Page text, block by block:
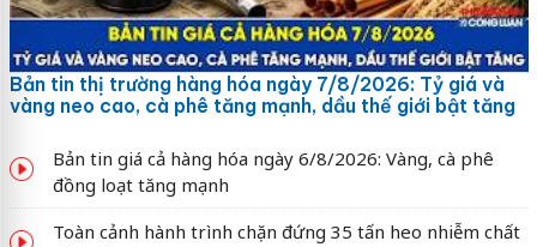
Bản tin thị trường hàng hóa ngày 7/8/2026: Tỷ giá và
vàng neo cao, cà phê tăng mạnh, dầu thế giới bật tăng
Bản tin giá cả hàng hóa ngày 6/8/2026: Vàng, cà phê
đồng loạt tăng mạnh
Toàn cảnh hành trình chặn đứng 35 tấn heo nhiễm chất